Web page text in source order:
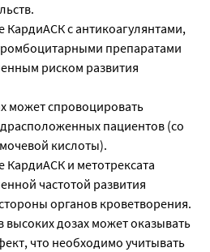
с антикоагулянтами,
препаратами
риском развития
может спровоцировать
пациентов (со
кислоты).
и метотрексата
частотой развития
органов кроветворения.
дозах может оказывать
что необходимо учитывать